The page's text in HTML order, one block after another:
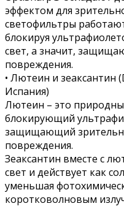
эффектом для
светофильтры
блокируя
свет, а значит,
повреждения.
• Лютеин и
Испания)
Лютеин – это
блокирующий
защищающий
повреждения.
Зеаксантин вместе с
свет и действует как
уменьшая
коротковолновым